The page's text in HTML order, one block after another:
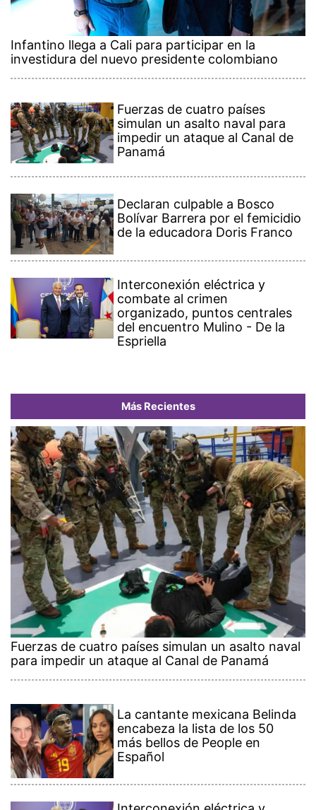
Infantino llega a Cali para participar en la
investidura del nuevo presidente colombiano
Fuerzas de cuatro países
simulan un asalto naval para
impedir un ataque al Canal de
Panamá
Declaran culpable a Bosco
Bolívar Barrera por el femicidio
de la educadora Doris Franco
Interconexión eléctrica y
combate al crimen
organizado, puntos centrales
del encuentro Mulino - De la
Espriella
Más Recientes
Fuerzas de cuatro países simulan un asalto naval
para impedir un ataque al Canal de Panamá
La cantante mexicana Belinda
encabeza la lista de los 50
más bellos de People en
Español